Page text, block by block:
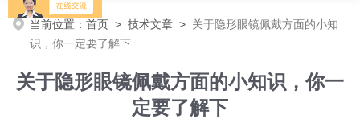
当前位置：首页 >技术文章 > 关于隐形眼镜佩戴方面的小知
识，你一定要了解下
关于隐形眼镜佩戴方面的小知识，你一
定要了解下